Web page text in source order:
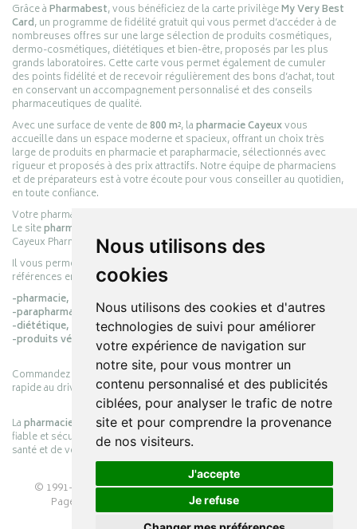
Nous utilisons des
cookies
Nous utilisons des cookies et d'autres
technologies de suivi pour améliorer
votre expérience de navigation sur
notre site, pour vous montrer un
contenu personnalisé et des publicités
ciblées, pour analyser le trafic de notre
site et pour comprendre la provenance
de nos visiteurs.
J'accepte
Je refuse
Grâce àPharmabest, vous bénéficiez de la carte privilègeMy Very Best
Card, un programme de fidélité gratuit qui vous permet d’accéder à de
nombreuses offres sur une large sélection de produits cosmétiques,
dermo-cosmétiques, diététiques et bien-être, proposés par les plus
grands laboratoires. Cette carte vous permet également de cumuler
des points fidélité et de recevoir régulièrement des bons d’achat, tout
en conservant un accompagnement personnalisé et des conseils
pharmaceutiques de qualité.
Avec une surface de vente de800 m², lapharmacie Cayeuxvous
accueille dans un espace moderne et spacieux, offrant un choix très
large de produits en pharmacie et parapharmacie, sélectionnés avec
rigueur et proposés à des prix attractifs. Notre équipe de pharmaciens
et de préparateurs est à votre écoute pour vous conseiller au quotidien,
en toute confiance.
Votre pharmacie en ligne :
Le sitepharmacie-cayeux.fr
Cayeux Pharmabest Berck-sur-Mer – Rang-du-Fliers.
Il vous permet de réaliser vos achats en ligne parmi des milliers de
références en :
-pharmacie,
-parapharmacie,
-diététique,
-produits vétérinaires.
Commandez simplement vos produits en ligne et choisissez le retrait
rapide au drive ou la livraison à domicile, en toute simplicité.
Lapharmacie Cayeuxs’engage à vous offrir une expérience pratique,
fiable et sécurisée, en officine comme en ligne, au service de votre
santé et de votre bien-être.
© 1991-2026PHARMACIE CAYEUX– Tous droits réservés –
Page mise à jour le 03/08/2026 –Pharmacie en ligne
Apotekisto